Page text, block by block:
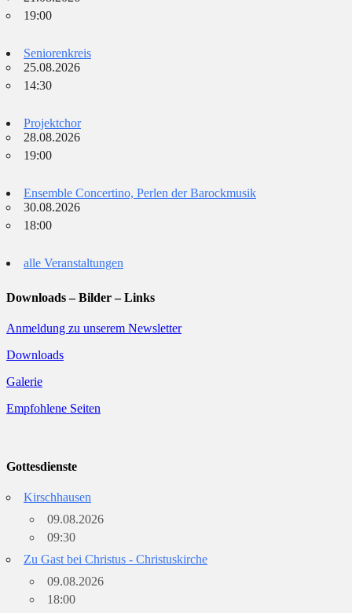
19:00
Seniorenkreis
25.08.2026
14:30
Projektchor
28.08.2026
19:00
Ensemble Concertino, Perlen der Barockmusik
30.08.2026
18:00
alle Veranstaltungen
Downloads – Bilder – Links
Anmeldung zu unserem Newsletter
Downloads
Galerie
Empfohlene Seiten
Gottesdienste
Kirschhausen
09.08.2026
09:30
Zu Gast bei Christus - Christuskirche
09.08.2026
18:00